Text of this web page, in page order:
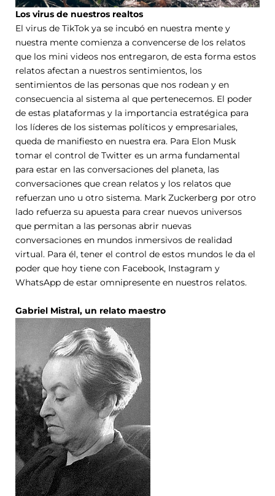
Los virus de nuestros realtos
El virus de TikTok ya se incubó en nuestra mente y
nuestra mente comienza a convencerse de los relatos
que los mini videos nos entregaron, de esta forma estos
relatos afectan a nuestros sentimientos, los
sentimientos de las personas que nos rodean y en
consecuencia al sistema al que pertenecemos. El poder
de estas plataformas y la importancia estratégica para
los líderes de los sistemas políticos y empresariales,
queda de manifiesto en nuestra era. Para Elon Musk
tomar el control de Twitter es un arma fundamental
para estar en las conversaciones del planeta, las
conversaciones que crean relatos y los relatos que
refuerzan uno u otro sistema. Mark Zuckerberg por otro
lado refuerza su apuesta para crear nuevos universos
que permitan a las personas abrir nuevas
conversaciones en mundos inmersivos de realidad
virtual. Para él, tener el control de estos mundos le da el
poder que hoy tiene con Facebook, Instagram y
WhatsApp de estar omnipresente en nuestros relatos.
Gabriel Mistral, un relato maestro